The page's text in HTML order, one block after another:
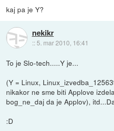
kaj pa je Y?
nekikr
:: 5. mar 2010, 16:41
To je Slo-tech.....Y je...
(Y = Linux,
nikakor ne sme biti Applove
bog_ne_daj da je Applov),
:D